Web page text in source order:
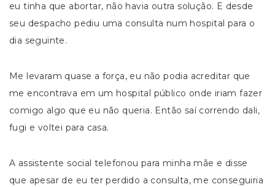
eu tinha que abortar, não havia outra solução. E desde
seu despacho pediu uma consulta num hospital para o
dia seguinte.
Me levaram quase a força, eu não podia acreditar que
me encontrava em um hospital público onde iriam fazer
comigo algo que eu não queria. Então saí correndo dali,
fugi e voltei para casa.
A assistente social telefonou para minha mãe e disse
que apesar de eu ter perdido a consulta, me conseguiria